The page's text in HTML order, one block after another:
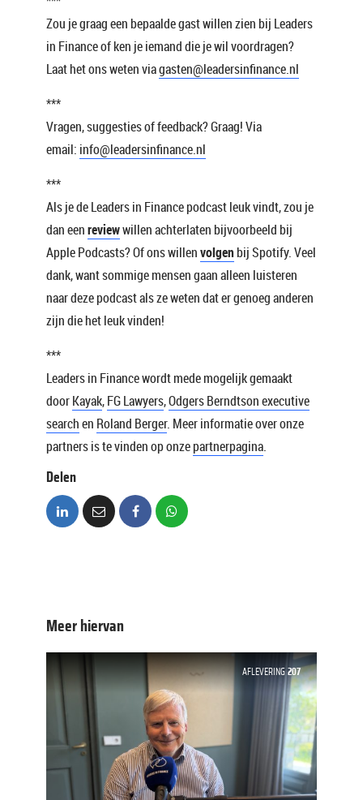
Zou je graag een bepaalde gast willen zien bij Leaders
in Finance of ken je iemand die je wil voordragen?
Laat het ons weten viagasten@leadersinfinance.nl
***
Vragen, suggesties of feedback? Graag! Via
email: info@leadersinfinance.nl
***
Als je de Leaders in Finance podcast leuk vindt, zou je
dan eenreviewwillen achterlaten bijvoorbeeld bij
Apple Podcasts? Of ons willenvolgenbij Spotify. Veel
dank, want sommige mensen gaan alleen luisteren
naar deze podcast als ze weten dat er genoeg anderen
zijn die het leuk vinden!
***
Leaders in Finance wordt mede mogelijk gemaakt
doorKayak,FG Lawyers,Odgers Berndtson executive
searchen Roland Berger. Meer informatie over onze
partners is te vinden op onzepartnerpagina.
Delen
Meer hiervan
AFLEVERING 207